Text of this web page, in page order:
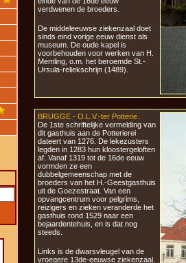
verdwenen de broeders.
De middeleeuwse ziekenzaal doet
sinds eind vorige eeuw dienst als
museum. De oude kapel is
voorbehouden voor werken van H.
Memling, o.m. het beroemde St.-
Ursula-reliekschrijn (1489).
BRUGGE - O.L.V.-ter Potterie.
De 1ste schriftelijke vermelding van
dit gasthuis aan de Potterierei
dateert van 1276. De lekezusters
legden in 1283 hun kloostergeloften
af. Vanaf 1319 tot de 16de eeuw
vormden ze een
dubbelgemeenschap met de
broeders van het H.-Geestgasthuis
uit de Goezestraat. Van een
opvangcentrum voor pelgrims,
reizigers en zieken veranderde het
gasthuis rond 1529 naar een
bejaardentehuis, en is dat nog
steeds.
Links is de dwarsvleugel van de
vroegere 13de-eeuwse ziekenzaal,